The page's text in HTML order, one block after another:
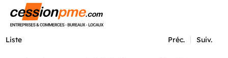
Liste Préc. Suiv.